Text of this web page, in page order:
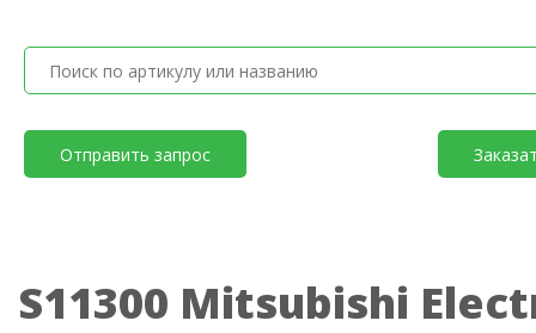
Отправить запрос
S11300 Mitsubishi